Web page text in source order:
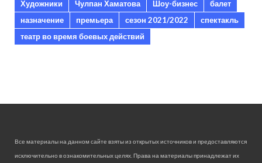
Художники
Чулпан Хаматова Шоу-бизнес
балет
назначение
премьера сезон 2021/2022
спектакль
театр во время боевых действий
Все материалы на данном сайте взяты из открытых источников и предоставляются
исключительно в ознакомительных целях. Права на материалы принадлежат их